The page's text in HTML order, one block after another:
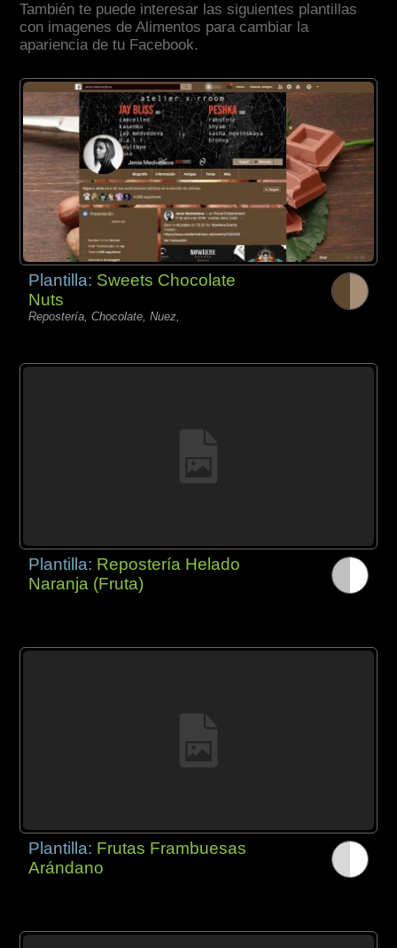
También te puede interesar las siguientes plantillas
con imagenes de Alimentos para cambiar la
apariencia de tu Facebook.
Plantilla: Sweets Chocolate
Nuts
Repostería, Chocolate, Nuez,
Plantilla: Repostería Helado
Naranja (Fruta)
Plantilla: Frutas Frambuesas
Arándano